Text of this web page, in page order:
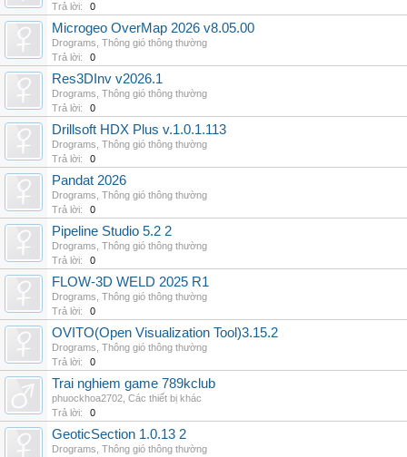
Trả lời:
0
Microgeo OverMap 2026 v8.05.00
Drograms Thông gió thông thường
Trả lời:
0
Res3DInv v2026.1
Drograms Thông gió thông thường
Trả lời:
0
Drillsoft HDX Plus v.1.0.1.113
Drograms Thông gió thông thường
Trả lời:
0
Pandat 2026
Drograms Thông gió thông thường
Trả lời:
0
Pipeline Studio 5.2 2
Drograms Thông gió thông thường
Trả lời:
0
FLOW-3D WELD 2025 R1
Drograms Thông gió thông thường
Trả lời:
0
OVITO(Open Visualization Tool)3.15.2
Drograms Thông gió thông thường
Trả lời:
0
Trai nghiem game 789kclub
phuockhoa2702 Các thiết bị khác
Trả lời:
0
GeoticSection 1.0.13 2
Drograms Thông gió thông thường